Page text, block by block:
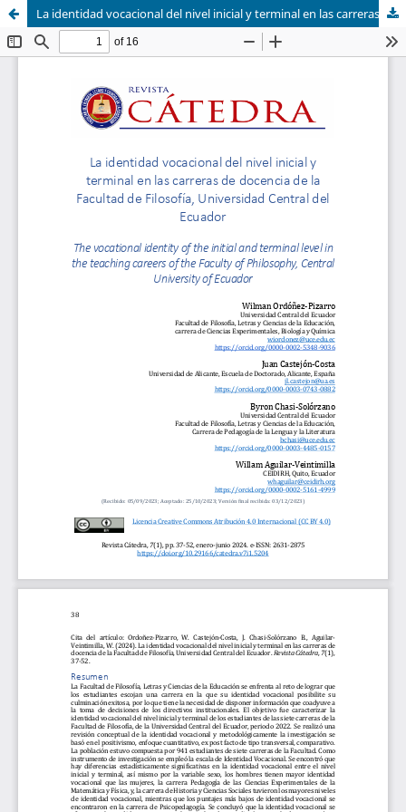
La identidad vocacional del nivel inicial y terminal en las carreras de docencia de la Facultad de Filosofía, Universidad Central del Ecuador